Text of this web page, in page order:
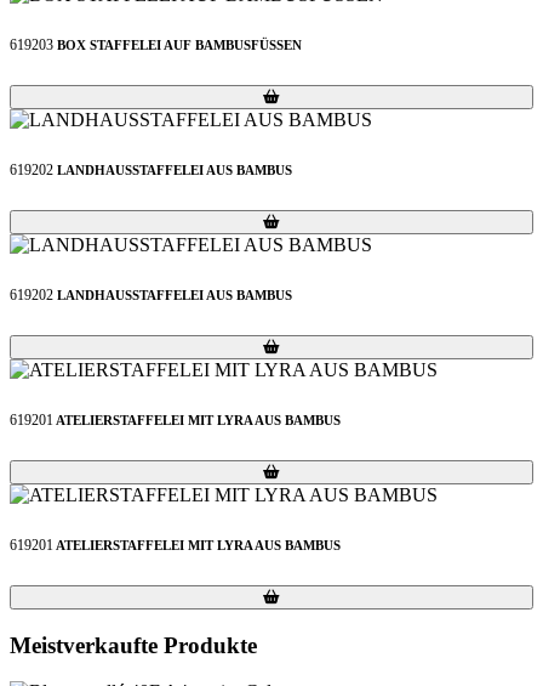
619203 BOX STAFFELEI AUF BAMBUSFÜSSEN
Loading...
Loading...
619202 LANDHAUSSTAFFELEI AUS BAMBUS
Loading...
Loading...
619202 LANDHAUSSTAFFELEI AUS BAMBUS
Loading...
Loading...
619201 ATELIERSTAFFELEI MIT LYRA AUS BAMBUS
Loading...
Loading...
619201 ATELIERSTAFFELEI MIT LYRA AUS BAMBUS
Loading...
Loading...
Meistverkaufte Produkte